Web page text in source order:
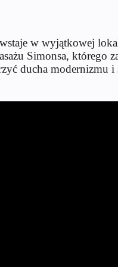
w wyjątkowej
Simonsa, którego
ducha modernizmu